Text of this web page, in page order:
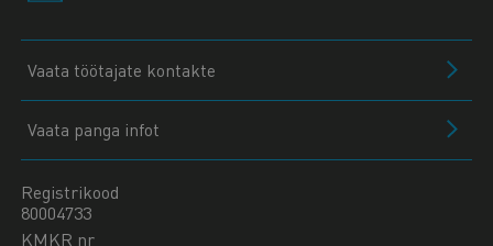
Vaata töötajate kontakte
Vaata panga infot
Registrikood
80004733
KMKR nr